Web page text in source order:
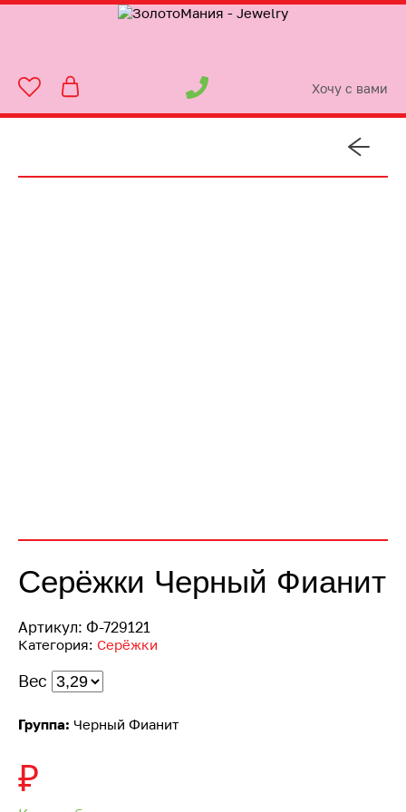
Хочу с вами
Серёжки Черный Фианит
Артикул: Ф-729121
Категория: Серёжки
Вес
Группа: Черный Фианит
₽